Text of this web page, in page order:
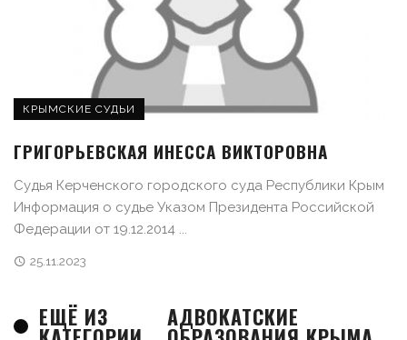
КРЫМСКИЕ СУДЬИ
ГРИГОРЬЕВСКАЯ ИНЕССА ВИКТОРОВНА
Судья Керченского городского суда Республики Крым
Информация о судье Указом Президента Российской
Федерации от 19.12.2014 ...
25.11.2023
ЕЩЁ ИЗ АДВОКАТСКИЕ